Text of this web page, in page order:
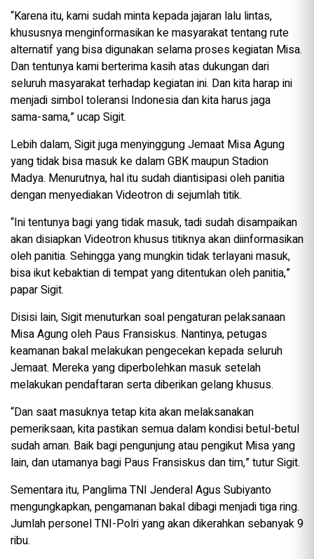
“Karena itu, kami sudah minta kepada jajaran lalu lintas,
khususnya menginformasikan ke masyarakat tentang rute
alternatif yang bisa digunakan selama proses kegiatan Misa.
Dan tentunya kami berterima kasih atas dukungan dari
seluruh masyarakat terhadap kegiatan ini. Dan kita harap ini
menjadi simbol toleransi Indonesia dan kita harus jaga
sama-sama,” ucap Sigit.
Lebih dalam, Sigit juga menyinggung Jemaat Misa Agung
yang tidak bisa masuk ke dalam GBK maupun Stadion
Madya. Menurutnya, hal itu sudah diantisipasi oleh panitia
dengan menyediakan Videotron di sejumlah titik.
“Ini tentunya bagi yang tidak masuk, tadi sudah disampaikan
akan disiapkan Videotron khusus titiknya akan diinformasikan
oleh panitia. Sehingga yang mungkin tidak terlayani masuk,
bisa ikut kebaktian di tempat yang ditentukan oleh panitia,”
papar Sigit.
Disisi lain, Sigit menuturkan soal pengaturan pelaksanaan
Misa Agung oleh Paus Fransiskus. Nantinya, petugas
keamanan bakal melakukan pengecekan kepada seluruh
Jemaat. Mereka yang diperbolehkan masuk setelah
melakukan pendaftaran serta diberikan gelang khusus.
“Dan saat masuknya tetap kita akan melaksanakan
pemeriksaan, kita pastikan semua dalam kondisi betul-betul
sudah aman. Baik bagi pengunjung atau pengikut Misa yang
lain, dan utamanya bagi Paus Fransiskus dan tim,” tutur Sigit.
Sementara itu, Panglima TNI Jenderal Agus Subiyanto
mengungkapkan, pengamanan bakal dibagi menjadi tiga ring.
Jumlah personel TNI-Polri yang akan dikerahkan sebanyak 9
ribu.